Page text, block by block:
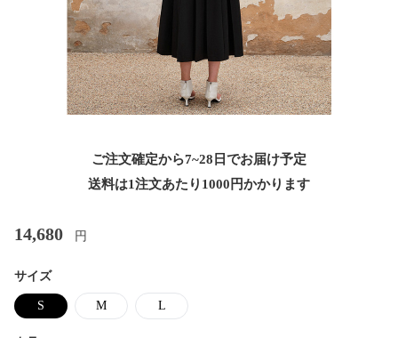
ご注文確定から7~28日でお届け予定
送料は1注文あたり 1000 円かかります
14,680 円
サイズ
S M L